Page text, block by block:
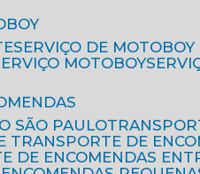
SERVIÇO DE
SERVIÇO MOTOBOY
SÃO PAULO
TRANSPORTE DE
DE ENCOMENDAS